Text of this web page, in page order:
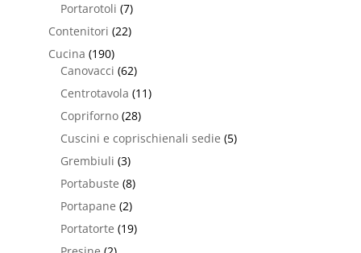
Portarotoli (7)
Contenitori (22)
Cucina (190)
Canovacci (62)
Centrotavola (11)
Copriforno (28)
Cuscini e coprischienali sedie (5)
Grembiuli (3)
Portabuste (8)
Portapane (2)
Portatorte (19)